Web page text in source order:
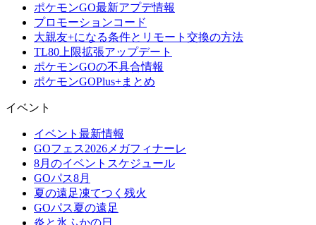
ポケモンGO最新アプデ情報
プロモーションコード
大親友+になる条件とリモート交換の方法
TL80上限拡張アップデート
ポケモンGOの不具合情報
ポケモンGOPlus+まとめ
イベント
イベント最新情報
GOフェス2026メガフィナーレ
8月のイベントスケジュール
GOパス8月
夏の遠足凍てつく残火
GOパス夏の遠足
炎と氷ふかの日